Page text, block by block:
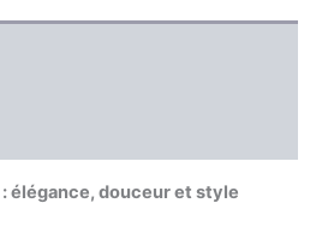
élégance, douceur et style